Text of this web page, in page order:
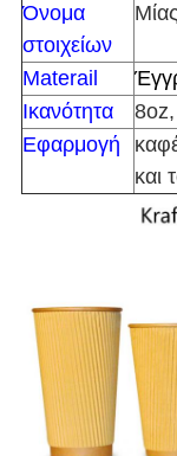
Όνομα
στοιχείων
Materail
Ικανότητα
Εφαρμογή
και